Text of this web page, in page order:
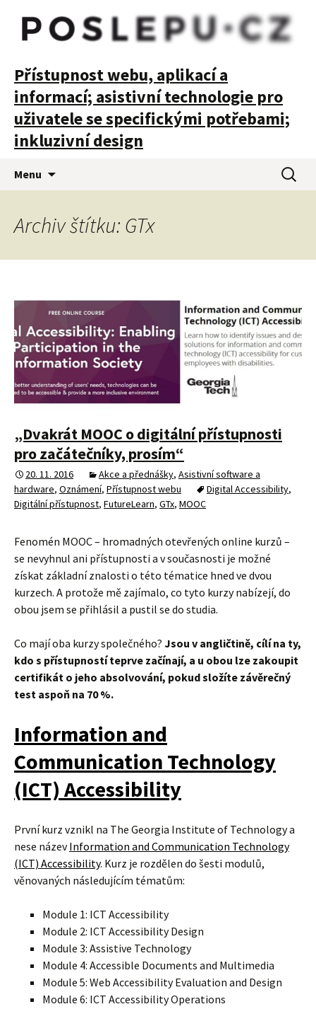
POSLEPU
Přístupnost webu, aplikací a
informací; asistivní technologie pro
uživatele se specifickými potřebami;
inkluzivní design
Menu
webu
Archiv štítku: GTx
„Dvakrát MOOC o digitální přístupnosti
pro začátečníky, prosím“
20. 11. 2016 Akce a přednášky, Asistivní software a
hardware, Oznámení, Přístupnost webu Digital Accessibility,
Digitální přístupnost, FutureLearn, GTx, MOOC
Fenomén MOOC – hromadných otevřených online kurzů –
se nevyhnul ani přístupnosti a v současnosti je možné
získat základní znalosti o této tématice hned ve dvou
kurzech. A protože mě zajímalo, co tyto kurzy nabízejí, do
obou jsem se přihlásil a pustil se do studia.
Co mají oba kurzy společného? Jsou v angličtině, cílí na ty,
kdo s přístupností teprve začínají, a u obou lze zakoupit
certifikát o jeho absolvování, pokud složíte závěrečný
test aspoň na 70 %.
Information and
Communication Technology
(ICT) Accessibility
První kurz vznikl na The Georgia Institute of Technology a
nese názevInformation and Communication Technology
(ICT) Accessibility. Kurz je rozdělen do šesti modulů,
věnovaných následujícím tématům:
Module 1: ICT Accessibility
Module 2: ICT Accessibility Design
Module 3: Assistive Technology
Module 4: Accessible Documents and Multimedia
Module 5: Web Accessibility Evaluation and Design
Module 6: ICT Accessibility Operations